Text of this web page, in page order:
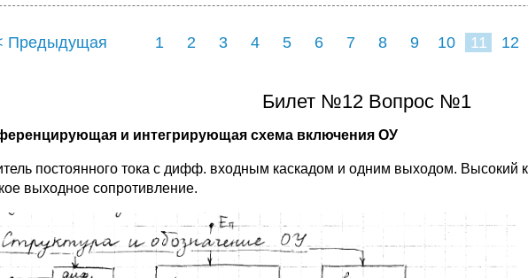
Предыдущая 1 2 3 4 5 6 7 8 9 10 11 12
Билет №12 Вопрос №1
и интегрирующая схема включения ОУ
постоянного тока с дифф. входным каскадом и одним выходом.
выходное сопротивление.